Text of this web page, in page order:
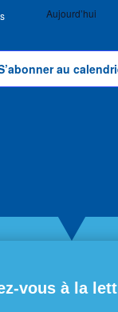
Aujourd’hui
au
vous à la